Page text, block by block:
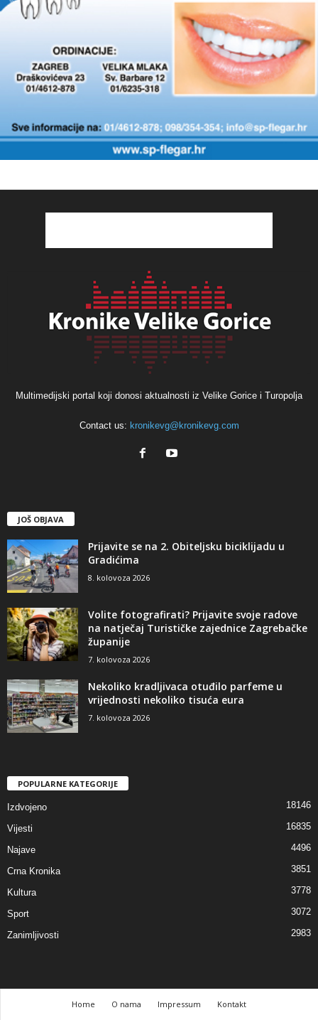
Multimedijski portal koji donosi aktualnosti iz Velike Gorice i Turopolja
Contact us: kronikevg@kronikevg.com
JOŠ OBJAVA
Prijavite se na 2. Obiteljsku biciklijadu u
Gradićima
8. kolovoza 2026
Volite fotografirati? Prijavite svoje radove
na natječaj Turističke zajednice Zagrebačke
županije
7. kolovoza 2026
Nekoliko kradljivaca otuđilo parfeme u
vrijednosti nekoliko tisuća eura
7. kolovoza 2026
POPULARNE KATEGORIJE
Izdvojeno 18146
Vijesti 16835
Najave 4496
Crna Kronika 3851
Kultura 3778
Sport 3072
Zanimljivosti 2983
Home O nama Impressum Kontakt